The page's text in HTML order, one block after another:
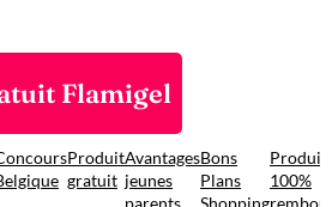
Flamigel
Produit
gratuit
Avantages
jeunes
parents
Bons
Plans
Shopping
Produit
100%